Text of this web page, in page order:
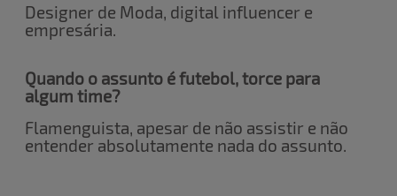
Designer de Moda, digital influencer e
empresária.
Quando o assunto é futebol, torce para
algum time?
Flamenguista, apesar de não assistir e não
entender absolutamente nada do assunto.